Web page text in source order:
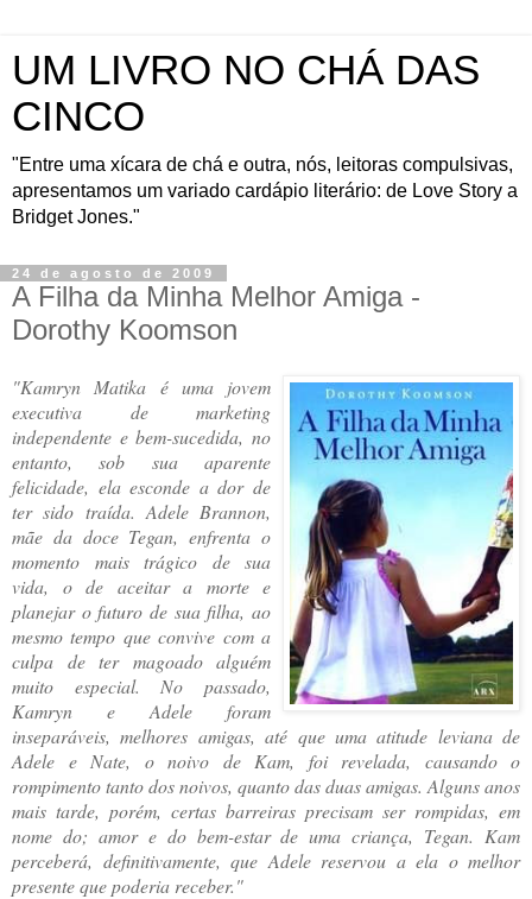
UM LIVRO NO CHÁ DAS
CINCO
"Entre uma xícara de chá e outra, nós, leitoras compulsivas,
apresentamos um variado cardápio literário: de Love Story a
Bridget Jones."
24 de agosto de 2009
A Filha da Minha Melhor Amiga -
Dorothy Koomson
"Kamryn Matika é uma jovem
executiva de marketing
independente e bem-sucedida, no
entanto, sob sua aparente
felicidade, ela esconde a dor de
ter sido traída. Adele Brannon,
mãe da doce Tegan, enfrenta o
momento mais trágico de sua
vida, o de aceitar a morte e
planejar o futuro de sua filha, ao
mesmo tempo que convive com a
culpa de ter magoado alguém
muito especial. No passado,
Kamryn e Adele foram
inseparáveis, melhores amigas, até que uma atitude leviana de
Adele e Nate, o noivo de Kam, foi revelada, causando o
rompimento tanto dos noivos, quanto das duas amigas. Alguns anos
mais tarde, porém, certas barreiras precisam ser rompidas, em
nome do; amor e do bem-estar de uma criança, Tegan. Kam
perceberá, definitivamente, que Adele reservou a ela o melhor
presente que poderia receber."